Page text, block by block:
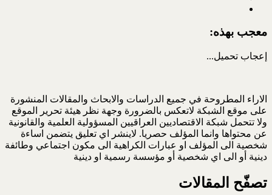
معجب بهذه:
إعجاب تحميل...
الاراء المطروحة في جميع الدراسات والابحاث والمقالات المنشورة
على موقع الشبكة لاتعكس بالضرورة وجهة نظر هيئة تحرير الموقع
ولا تتحمل شبكة الاقتصاديين العراقيين المسؤولية العلمية والقانونية
عن محتواها وانما المؤلف حصريا. لاينشر اي تعليق يتضمن اساءة
شخصية الى المؤلف او عبارات الكراهية الى مكون اجتماعي وطائفة
دينية أو الى اي شخصية أو مؤسسة رسمية او دينية
تصفّح المقالات